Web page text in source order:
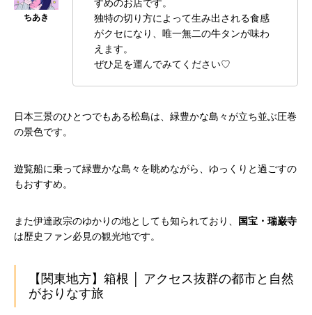
すめのお店です。
独特の切り方によって生み出される食感
がクセになり、唯一無二の牛タンが味わ
えます。
ぜひ足を運んでみてください♡
日本三景のひとつでもある松島は、緑豊かな島々が立ち並ぶ圧巻
の景色です。
遊覧船に乗って緑豊かな島々を眺めながら、ゆっくりと過ごすの
もおすすめ。
また伊達政宗のゆかりの地としても知られており、
国宝・瑞巌寺
は歴史ファン必見の観光地です。
【関東地方】箱根 │ アクセス抜群の都市と自然
がおりなす旅